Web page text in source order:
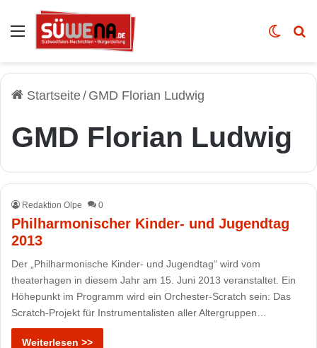
Auswahl Skin
Startseite/ GMD Florian Ludwig
GMD Florian Ludwig
Redaktion Olpe 0
Philharmonischer Kinder- und Jugendtag
2013
Der „Philharmonische Kinder- und Jugendtag“ wird vom
theaterhagen in diesem Jahr am 15. Juni 2013 veranstaltet. Ein
Höhepunkt im Programm wird ein Orchester-Scratch sein: Das
Scratch-Projekt für Instrumentalisten aller Altergruppen…
Weiterlesen >>